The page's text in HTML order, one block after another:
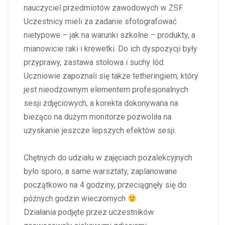
nauczyciel przedmiotów zawodowych w ZSF.
Uczestnicy mieli za zadanie sfotografować
nietypowe – jak na warunki szkolne – produkty, a
mianowicie raki i krewetki. Do ich dyspozycji były
przyprawy, zastawa stołowa i suchy lód.
Uczniowie zapoznali się także tetheringiem, który
jest nieodzownym elementem profesjonalnych
sesji zdjęciowych, a korekta dokonywana na
bieżąco na dużym monitorze pozwoliła na
uzyskanie jeszcze lepszych efektów sesji.
Chętnych do udziału w zajęciach pozalekcyjnych
było sporo, a same warsztaty, zaplanowane
początkowo na 4 godziny, przeciągnęły się do
późnych godzin wieczornych
Działania podjęte przez uczestników